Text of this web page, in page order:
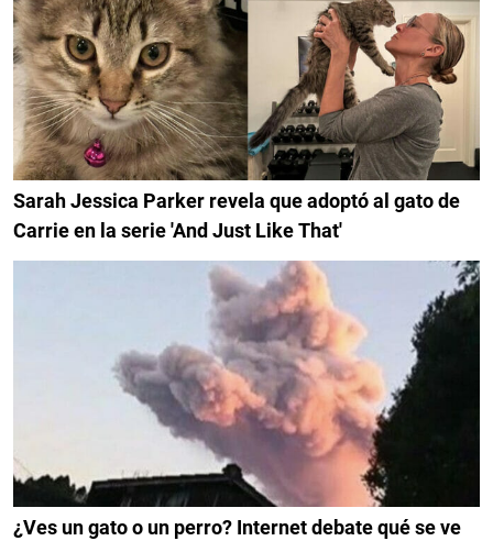
Sarah Jessica Parker revela que adoptó al gato de
Carrie en la serie 'And Just Like That'
¿Ves un gato o un perro? Internet debate qué se ve